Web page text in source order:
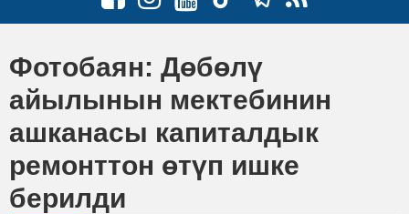
Фотобаян: Дөбөлү
айылынын мектебинин
ашканасы капиталдык
ремонттон өтүп ишке
берилди